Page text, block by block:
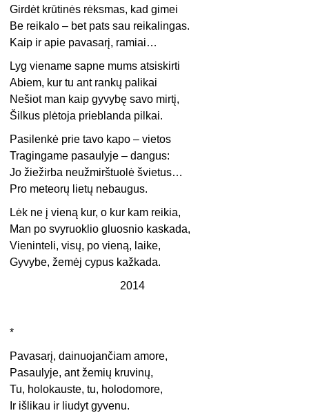
Girdėt krūtinės rėksmas, kad gimei
Be reikalo – bet pats sau reikalingas.
Kaip ir apie pavasarį, ramiai…
Lyg viename sapne mums atsiskirti
Abiem, kur tu ant rankų palikai
Nešiot man kaip gyvybę savo mirtį,
Šilkus plėtoja prieblanda pilkai.
Pasilenkė prie tavo kapo – vietos
Tragingame pasaulyje – dangus:
Jo žiežirba neužmirštuolė švietus…
Pro meteorų lietų nebaugus.
Lėk ne į vieną kur, o kur kam reikia,
Man po svyruoklio gluosnio kaskada,
Vieninteli, visų, po vieną, laike,
Gyvybe, žemėj cypus kažkada.
2014
*
Pavasarį, dainuojančiam amore,
Pasaulyje, ant žemių kruvinų,
Tu, holokauste, tu, holodomore,
Ir išlikau ir liudyt gyvenu.